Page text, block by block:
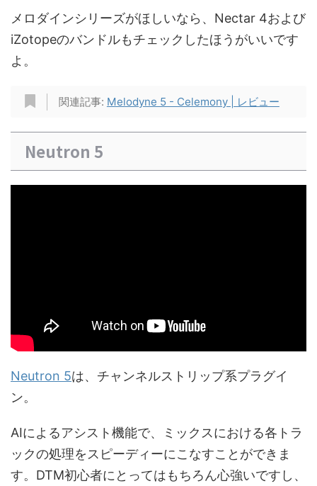
メロダインシリーズがほしいなら、Nectar 4および
iZotopeのバンドルもチェックしたほうがいいです
よ。
関連記事: Melodyne 5 - Celemony | レビュー
Neutron 5
Neutron 5は、チャンネルストリップ系プラグイ
ン。
AIによるアシスト機能で、ミックスにおける各トラ
ックの処理をスピーディーにこなすことができま
す。DTM初心者にとってはもちろん心強いですし、